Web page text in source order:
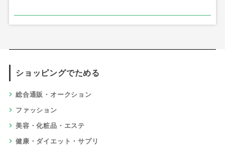
ショッピングでためる
総合通販・オークション
ファッション
美容・化粧品・エステ
健康・ダイエット・サプリ